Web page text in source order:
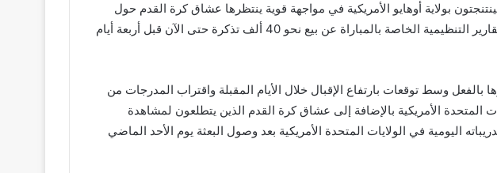
منتخب البرازيل يوم 6 يونيو الجاري على ملعب هينتنجتون بولاية أوهايو الأمريكية في مواجهة قوية ينتظرها عشاق كرة القدم حول
العالم نظرًا لقيمة المنتخبين والتاريخ الكبير الذي يمتلكه كل منهما على الساحة الدولية، وكشفت التقارير التنظيمية الخاصة بالمباراة عن بيع نحو 40 ألف تذكرة حتى الآن قبل أربعة أيام
من المقاعد تم حجزها بالفعل وسط توقعات بارتفاع الإقبال خلال الأيام المقبلة واقتراب المدرجات من
المتحدة الأمريكية بالإضافة إلى عشاق كرة القدم الذين يتطلعون لمشاهدة
اليومية في الولايات المتحدة الأمريكية بعد وصول البعثة يوم الأحد الماضي